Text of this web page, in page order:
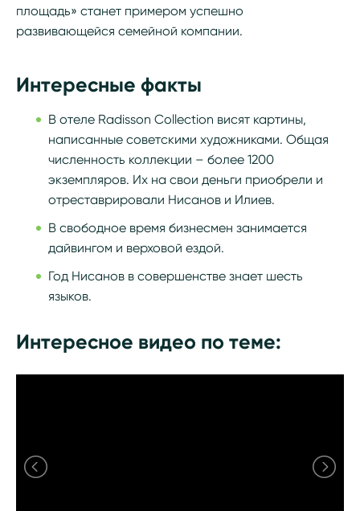
площадь» станет примером успешно
развивающейся семейной компании.
Интересные факты
В отеле Radisson Collection висят картины,
написанные советскими художниками. Общая
численность коллекции – более 1200
экземпляров. Их на свои деньги приобрели и
отреставрировали Нисанов и Илиев.
В свободное время бизнесмен занимается
дайвингом и верховой ездой.
Год Нисанов в совершенстве знает шесть
языков.
Интересное видео по теме: